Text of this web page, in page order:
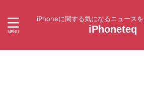
iPhoneに関する気になるニュースを
iPhoneteq